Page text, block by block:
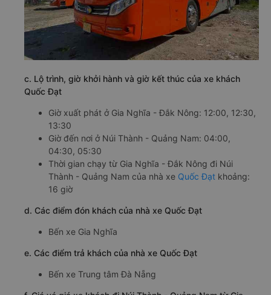
c. Lộ trình, giờ khởi hành và giờ kết thúc của xe khách
Quốc Đạt
Giờ xuất phát ở Gia Nghĩa - Đắk Nông: 12:00, 12:30,
13:30
Giờ đến nơi ở Núi Thành - Quảng Nam: 04:00,
04:30, 05:30
Thời gian chạy từ Gia Nghĩa - Đắk Nông đi Núi
Thành - Quảng Nam của nhà xe Quốc Đạt khoảng:
16 giờ
d. Các điểm đón khách của nhà xe Quốc Đạt
Bến xe Gia Nghĩa
e. Các điểm trả khách của nhà xe Quốc Đạt
Bến xe Trung tâm Đà Nẵng